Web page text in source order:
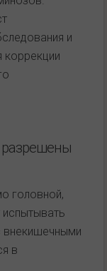
и
коррекции
головной,
испытывать
внекишечными
в